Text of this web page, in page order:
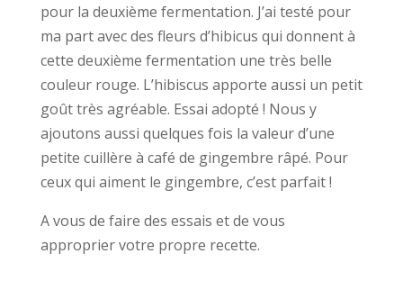
pour la deuxième fermentation. J’ai testé pour
ma part avec des fleurs d’hibicus qui donnent à
cette deuxième fermentation une très belle
couleur rouge. L’hibiscus apporte aussi un petit
goût très agréable. Essai adopté ! Nous y
ajoutons aussi quelques fois la valeur d’une
petite cuillère à café de gingembre râpé. Pour
ceux qui aiment le gingembre, c’est parfait !
A vous de faire des essais et de vous
approprier votre propre recette.